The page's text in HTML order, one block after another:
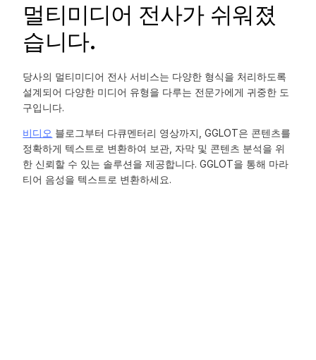
멀티미디어 전사가 쉬워졌
습니다.
당사의 멀티미디어 전사 서비스는 다양한 형식을 처리하도록
설계되어 다양한 미디어 유형을 다루는 전문가에게 귀중한 도
구입니다.
비디오 블로그부터 다큐멘터리 영상까지, GGLOT은 콘텐츠를
정확하게 텍스트로 변환하여 보관, 자막 및 콘텐츠 분석을 위
한 신뢰할 수 있는 솔루션을 제공합니다. GGLOT을 통해 마라
티어 음성을 텍스트로 변환하세요.